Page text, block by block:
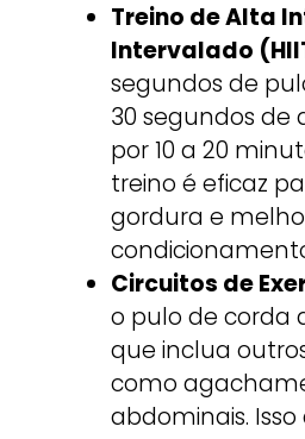
Treino de Alta
Intervalado
segundos de
30 segundos de
por 10 a 20
treino é eficaz
gordura e
Circuitos de
o pulo de corda
que inclua
como
abdominais.